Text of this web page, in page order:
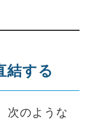
結する
次のような